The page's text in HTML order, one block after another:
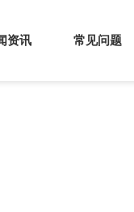
资讯 常见问题